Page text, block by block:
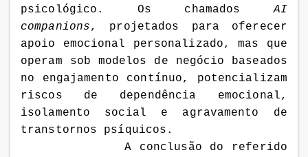
psicológico. Os chamadosAI
companions, projetados para oferecer
apoio emocional personalizado, mas que
operam sob modelos de negócio baseados
no engajamento contínuo, potencializam
riscos de dependência emocional,
isolamento social e agravamento de
transtornos psíquicos.
A conclusão do referido